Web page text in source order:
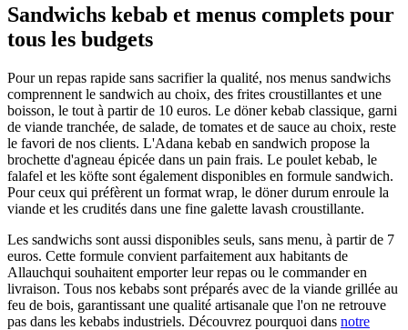
Sandwichs kebab et menus complets pour
tous les budgets
Pour un repas rapide sans sacrifier la qualité, nos menus sandwichs
comprennent le sandwich au choix, des frites croustillantes et une
boisson, le tout à partir de 10 euros. Le döner kebab classique, garni
de viande tranchée, de salade, de tomates et de sauce au choix, reste
le favori de nos clients. L'Adana kebab en sandwich propose la
brochette d'agneau épicée dans un pain frais. Le poulet kebab, le
falafel et les köfte sont également disponibles en formule sandwich.
Pour ceux qui préfèrent un format wrap, le döner durum enroule la
viande et les crudités dans une fine galette lavash croustillante.
Les sandwichs sont aussi disponibles seuls, sans menu, à partir de 7
euros. Cette formule convient parfaitement aux habitants de
Allauchqui souhaitent emporter leur repas ou le commander en
livraison. Tous nos kebabs sont préparés avec de la viande grillée au
feu de bois, garantissant une qualité artisanale que l'on ne retrouve
pas dans les kebabs industriels. Découvrez pourquoi dans notre